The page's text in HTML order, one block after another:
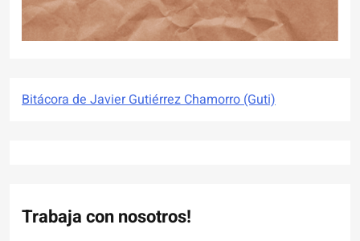
Bitácora de Javier Gutiérrez Chamorro (Guti)
Trabaja con nosotros!